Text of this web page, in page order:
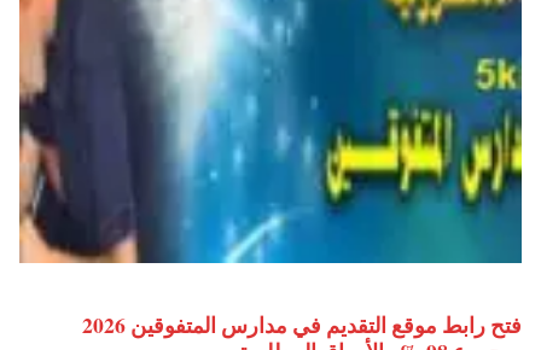
فتح رابط موقع التقديم في مدارس المتفوقين 2026